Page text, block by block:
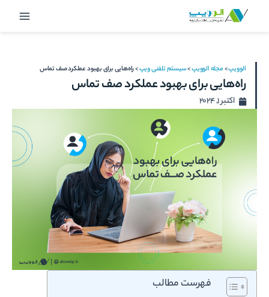
Main
الوویپ>مجله الوویپ>سیستم تلفنی ویپ>راه‌هایی برای بهبود عملکرد صف تماس
راه‌هایی برای بهبود عملکرد صف تماس
اکتبر 1, 2024
فهرست مطالب